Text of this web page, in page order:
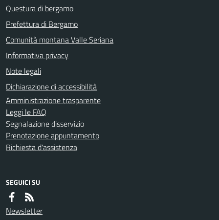
Questura di bergamo
Prefettura di Bergamo
Comunità montana Valle Seriana
Informativa privacy
Note legali
Dichiarazione di accessibilità
Amministrazione trasparente
Leggi le FAQ
Segnalazione disservizio
Prenotazione appuntamento
Richiesta d'assistenza
SEGUICI SU
Newsletter